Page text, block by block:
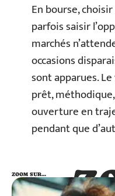
En bourse,
parfois saisir
marchés
occasions
sont apparues.
prêt,
ouverture en
pendant que
ZOOM SUR…